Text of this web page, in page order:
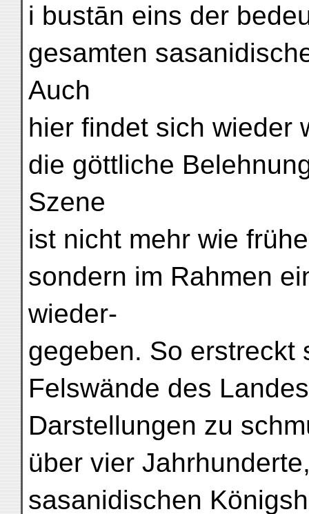
i bustān eins der
gesamten
Auch
hier findet sich wieder
die göttliche
Szene
ist nicht mehr wie
sondern im Rahmen
wieder-
gegeben. So erstreckt
Felswände des
Darstellungen zu
über vier
sasanidischen